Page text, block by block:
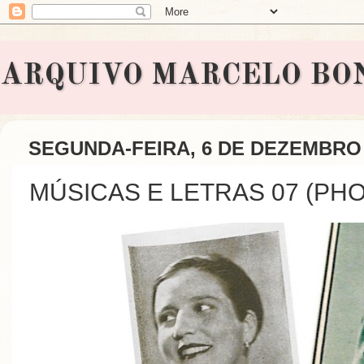
ARQUIVO MARCELO
SEGUNDA-FEIRA, 6 DE
MÚSICAS E LETRAS 07